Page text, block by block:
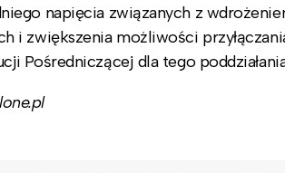
napięcia związanych z
i zwiększenia możliwości
Pośredniczącej dla tego